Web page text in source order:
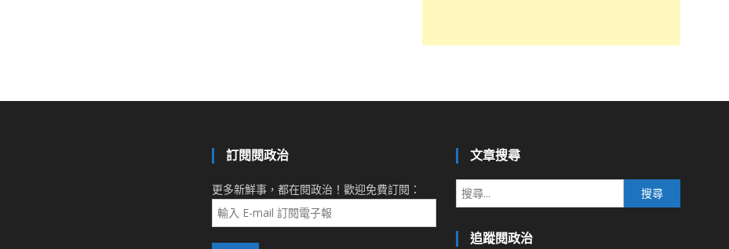
訂閱閱政治
更多新鮮事，都在閱政治！歡迎免費訂閱：
文章搜尋
尋
追蹤閱政治